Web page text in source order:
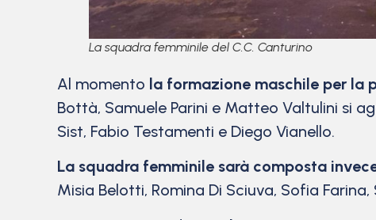
La squadra femminile del C.C. Canturino
Al momento la formazione maschile per la
Bottà, Samuele Parini e Matteo Valtulini si
Sist, Fabio Testamenti e Diego Vianello.
La squadra femminile sarà composta
Misia Belotti, Romina Di Sciuva, Sofia